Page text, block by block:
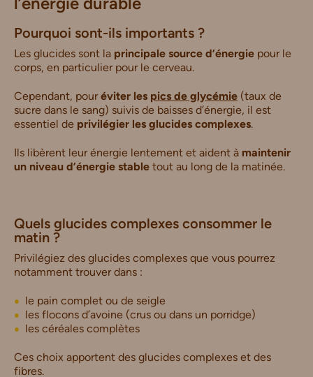
Pourquoi sont-ils importants ?
Les glucides sont la principale source d’énergie pour le
corps, en particulier pour le cerveau.
Cependant, pouréviter les pics de glycémie (taux de
sucre dans le sang) suivis de baisses d’énergie, il est
essentiel de privilégier les glucides complexes.
Ils libèrent leur énergie lentement et aident à maintenir
un niveau d’énergie stable tout au long de la matinée.
Quels glucides complexes consommer le
matin ?
Privilégiez des glucides complexes que vous pourrez
notamment trouver dans :
le pain complet ou de seigle
les flocons d’avoine (crus ou dans un porridge)
les céréales complètes
Ces choix apportent des glucides complexes et des
fibres.